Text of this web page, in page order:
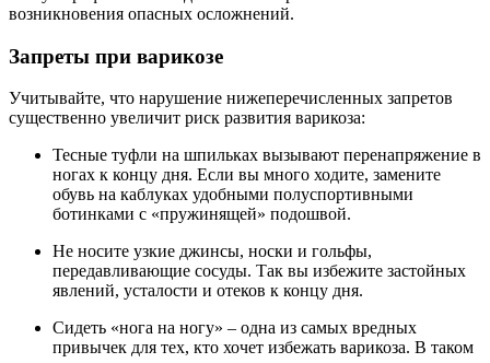
возникновения опасных осложнений.
Запреты при варикозе
Учитывайте, что нарушение нижеперечисленных запретов
существенно увеличит риск развития варикоза:
Тесные туфли на шпильках вызывают перенапряжение в
ногах к концу дня. Если вы много ходите, замените
обувь на каблуках удобными полуспортивными
ботинками с «пружинящей» подошвой.
Не носите узкие джинсы, носки и гольфы,
передавливающие сосуды. Так вы избежите застойных
явлений, усталости и отеков к концу дня.
Сидеть «нога на ногу» – одна из самых вредных
привычек для тех, кто хочет избежать варикоза. В таком